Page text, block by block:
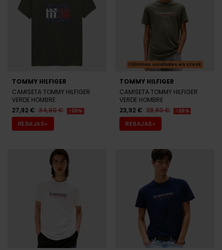
TOMMY HILFIGER
CAMISETA TOMMY HILFIGER
VERDE HOMBRE
27,92 € 34,90 € -20%
REBAJAS+
Últimas unidades en stock
TOMMY HILFIGER
CAMISETA TOMMY HILFIGER
VERDE HOMBRE
23,92 € 29,90 € -20%
REBAJAS+